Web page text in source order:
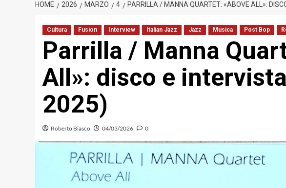
HOME 2026 MARZO 4 PARRILLA / MANNA QUARTET: «ABOVE ALL»:
Cultura Fusion Interview Italian Jazz Jazz Musica Post Bop
Parrilla / Manna
All»: disco e
2025)
Roberto Biasco 04/03/2026 0